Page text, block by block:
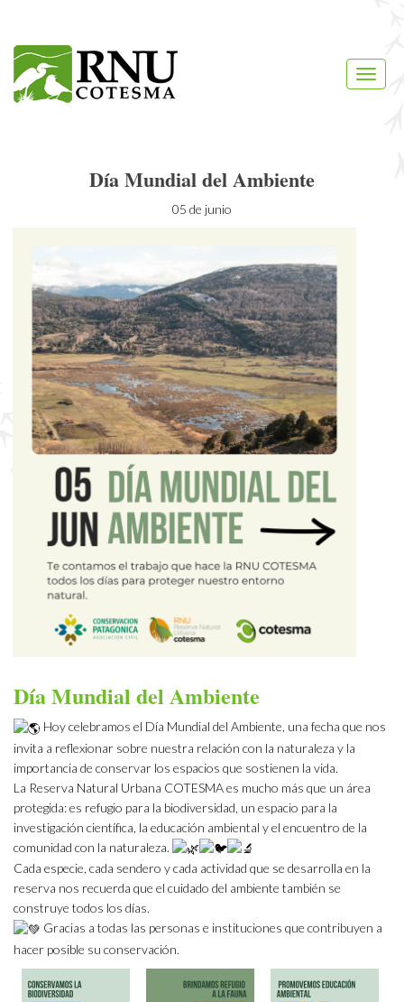
Toggle
Reserva
Día Mundial del Ambiente
05 de junio
Día Mundial del Ambiente
Hoy celebramos el Día Mundial del Ambiente, una fecha que nos
invita a reflexionar sobre nuestra relación con la naturaleza y la
importancia de conservar los espacios que sostienen la vida.
La Reserva Natural Urbana COTESMA es mucho más que un área
protegida: es refugio para la biodiversidad, un espacio para la
investigación científica, la educación ambiental y el encuentro de la
comunidad con la naturaleza.
Cada especie, cada sendero y cada actividad que se desarrolla en la
reserva nos recuerda que el cuidado del ambiente también se
construye todos los días.
Gracias a todas las personas e instituciones que contribuyen a
hacer posible su conservación.